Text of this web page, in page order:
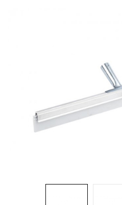
Microfibres et linges divers
Poubelles
Seaux, essoreuses